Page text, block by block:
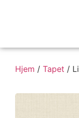
Hjem / Tapet /